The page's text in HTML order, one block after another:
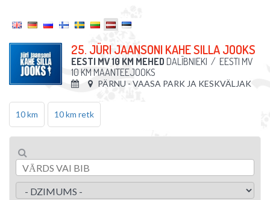
25. JÜRI JAANSONI KAHE SILLA JOOKS
EESTI MV 10 KM MEHED DALĪBNIEKI / EESTI MV
10 KM MAANTEEJOOKS
PÄRNU - VAASA PARK JA KESKVÄLJAK
10 km 10 km retk